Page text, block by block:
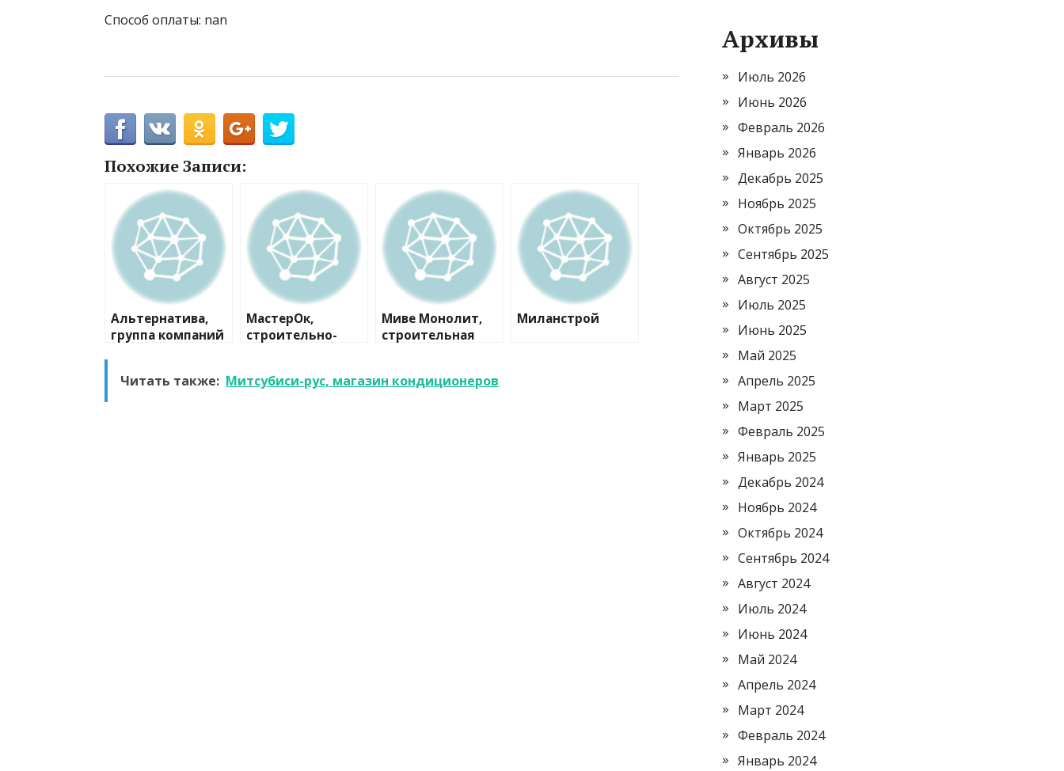
Способ оплаты: nan
Похожие Записи:
Альтернатива,
группа компаний
МастерОк,
строительно-
Миве Монолит,
строительная
Миланстрой
Читать также: Митсубиси-рус, магазин кондиционеров
Архивы
Июль 2026
Июнь 2026
Февраль 2026
Январь 2026
Декабрь 2025
Ноябрь 2025
Октябрь 2025
Сентябрь 2025
Август 2025
Июль 2025
Июнь 2025
Май 2025
Апрель 2025
Март 2025
Февраль 2025
Январь 2025
Декабрь 2024
Ноябрь 2024
Октябрь 2024
Сентябрь 2024
Август 2024
Июль 2024
Июнь 2024
Май 2024
Апрель 2024
Март 2024
Февраль 2024
Январь 2024